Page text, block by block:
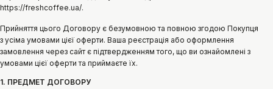
https://freshcoffee.ua/.
Прийняття цього Договору є безумовною та повною згодою Покупця
з усіма умовами цієї оферти. Ваша реєстрація або оформлення
замовлення через сайт є підтвердженням того, що ви ознайомлені з
умовами цієї оферти та приймаєте їх.
1. ПРЕДМЕТ ДОГОВОРУ